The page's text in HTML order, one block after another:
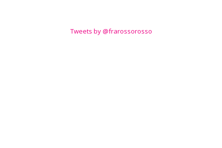
Tweets by @frarossorosso